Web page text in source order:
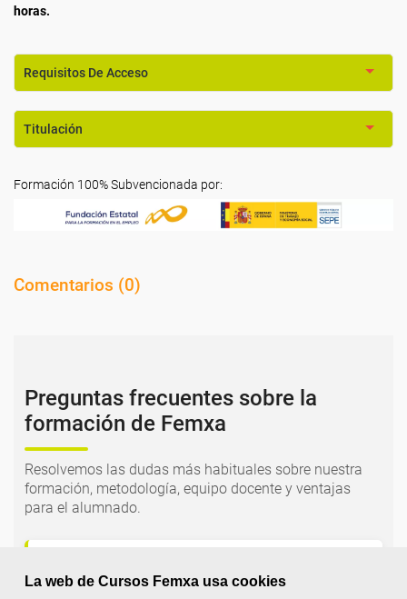
La web de Cursos Femxa usa cookies
horas.
Requisitos De Acceso
Titulación
Formación 100% Subvencionada por:
Comentarios (0)
Preguntas frecuentes sobre la
formación de Femxa
Resolvemos las dudas más habituales sobre nuestra
formación, metodología, equipo docente y ventajas
para el alumnado.
competencia?